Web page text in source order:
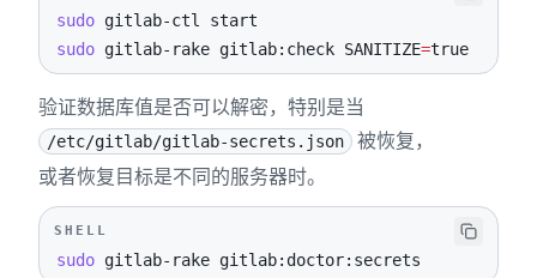
sudo
sudo gitlab-rake gitlab:check SANITIZE=true
验证数据库值是否可以解密，特别是当
/etc/gitlab/gitlab-secrets.json
被恢复，
或者恢复目标是不同的服务器时。
SHELL
sudo gitlab-rake gitlab:doctor:secrets